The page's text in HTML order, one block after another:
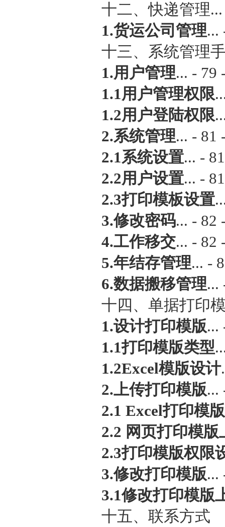
十二、快递管理...
1.货运公司管理...
十三、系统管理
1.用户管理... - 79
1.1用户管理权限
1.2用户登陆权限
2.系统管理... - 81
2.1系统设置... -
2.2用户设置... -
2.3打印模板设置
3.修改密码... - 82
4.工作移交... - 82
5.年结存管理... -
6.数据搬移管理...
十四、单据打印
1.设计打印模版...
1.1打印模版类型
1.2Excel模版设计
2.上传打印模版...
2.1 Excel打印模
2.2 网页打印模版
2.3打印模版权限
3.修改打印模版...
3.1修改打印模版
十五、联系方式